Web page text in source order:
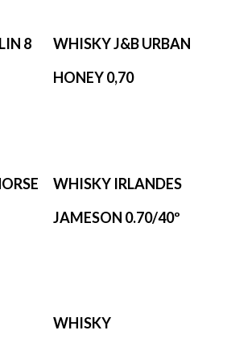
8
WHISKY J&B URBAN
HONEY 0,70
WHISKY IRLANDES
JAMESON 0.70/40º
WHISKY